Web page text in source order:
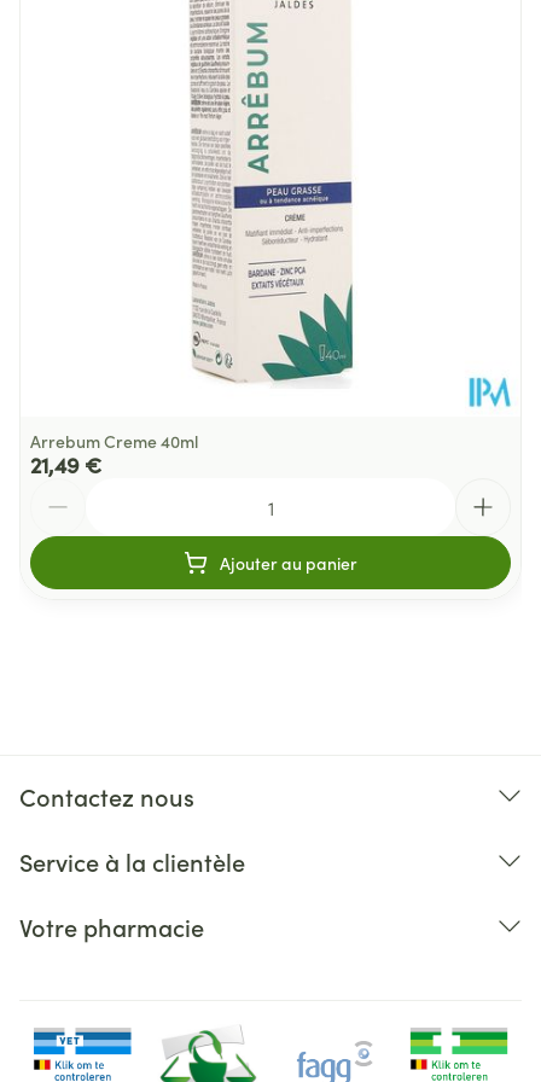
30 mm
Arrebum Creme 40ml
21,49 €
Ajouter au panier
Contactez nous
Service à la clientèle
Votre pharmacie